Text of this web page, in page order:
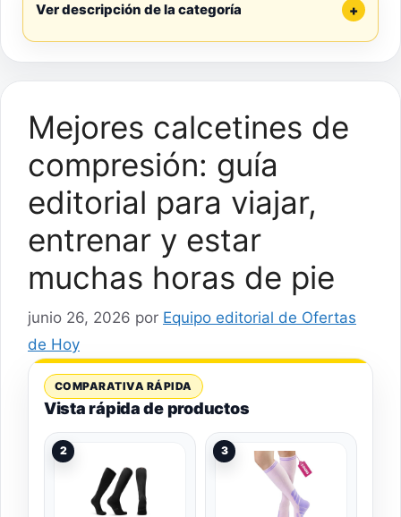
Ver descripción de la categoría +
Mejores calcetines de
compresión: guía
editorial para viajar,
entrenar y estar
muchas horas de pie
junio 26, 2026 por Equipo editorial de Ofertas
de Hoy
COMPARATIVA RÁPIDA
Vista rápida de productos
2 3